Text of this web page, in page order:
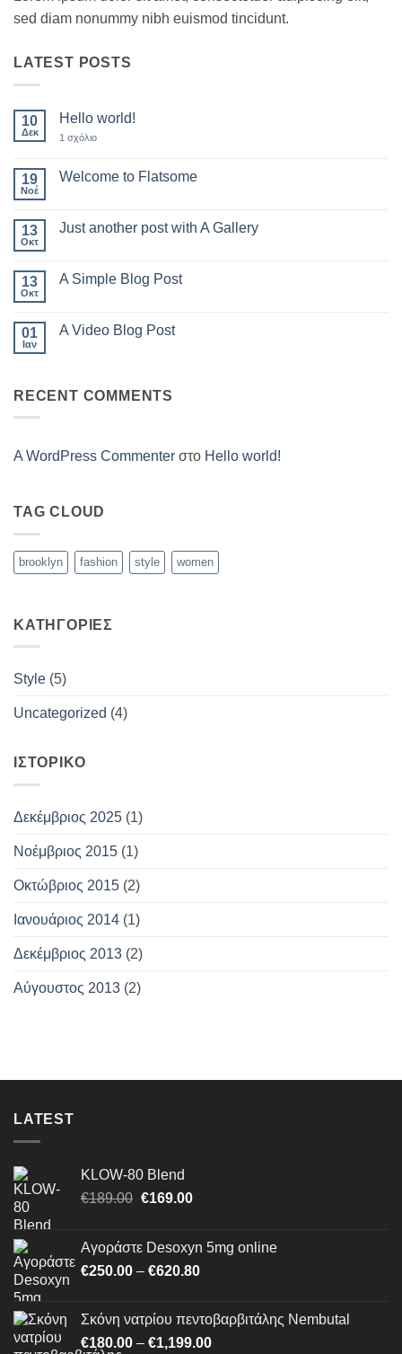
sed diam nonummy nibh euismod tincidunt.
LATEST POSTS
10
Δεκ
Hello world!
1 σχόλιοστο
19
Νοέ
Welcome to Flatsome
στο
13
Οκτ
Just another post with A Gallery
στο
with
A
13
Οκτ
A Simple Blog Post
στο
01
Ιαν
A Video Blog Post
A
RECENT COMMENTS
A WordPress Commenter στο Hello world!
TAG CLOUD
brooklyn fashion style women
KΑΤΗΓΟΡΊΕΣ
Style (5)
Uncategorized (4)
ΙΣΤΟΡΙΚΌ
Δεκέμβριος 2025 (1)
Νοέμβριος 2015 (1)
Οκτώβριος 2015 (2)
Ιανουάριος 2014 (1)
Δεκέμβριος 2013 (2)
Αύγουστος 2013 (2)
LATEST
KLOW-80 Blend
€189.00 Original
€189.00.
€169.00Η
είναι:
€169.00.
Αγοράστε Desoxyn 5mg online
€250.00 – €620.80Price
through
€620.80
Σκόνη νατρίου πεντοβαρβιτάλης Nembutal
€180.00 – €1,199.00Price